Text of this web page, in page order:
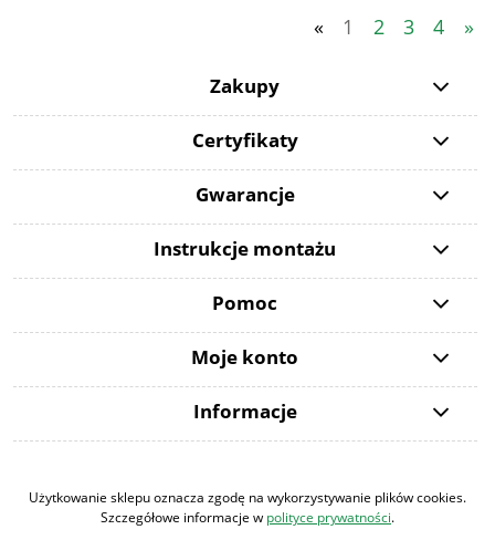
« 1 2 3 4 »
Zakupy
Certyfikaty
Gwarancje
Instrukcje montażu
Pomoc
Moje konto
Informacje
Użytkowanie sklepu oznacza zgodę na wykorzystywanie plików cookies.
Szczegółowe informacje w polityce prywatności.